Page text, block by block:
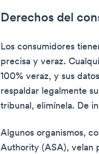
Derechos del
Los consumidores
precisa y veraz.
100% veraz, y sus
respaldar legalmente
tribunal, elimínela. De
Algunos organismos,
Authority (ASA), velan